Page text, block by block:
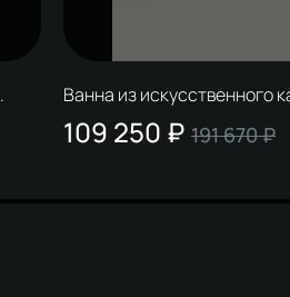
Ванна из искусственного
Берген 180x80 см,
овальная
109 250 ₽ 191 670 ₽